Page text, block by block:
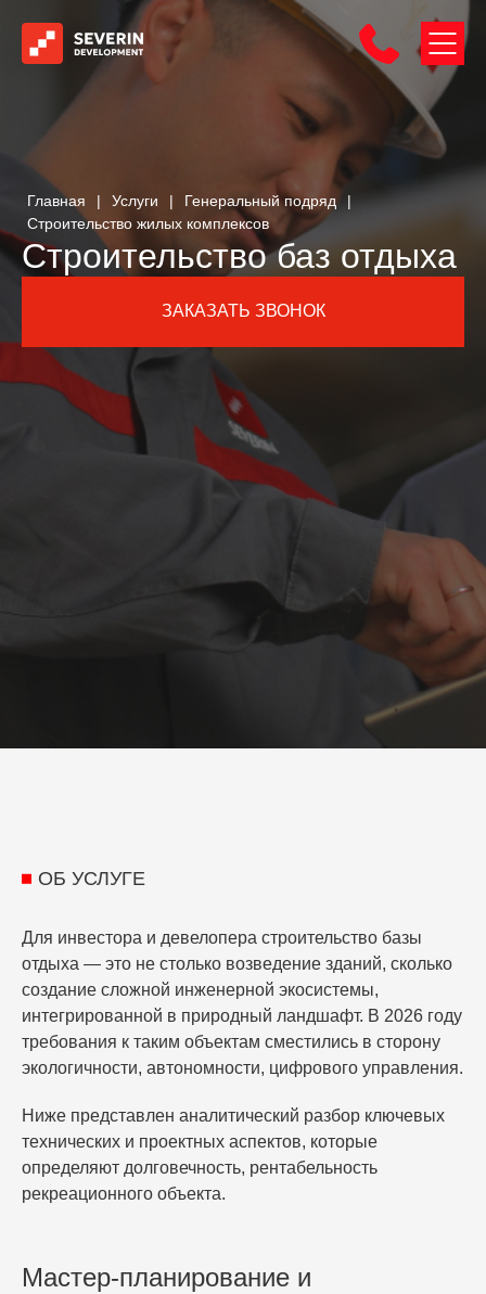
Главная | Услуги | Генеральный подряд
|
Строительство жилых комплексов
Строительство баз отдыха
ЗАКАЗАТЬ ЗВОНОК
ОБ УСЛУГЕ
Для инвестора и девелопера строительство базы
отдыха — это не столько возведение зданий, сколько
создание сложной инженерной экосистемы,
интегрированной в природный ландшафт. В 2026 году
требования к таким объектам сместились в сторону
экологичности, автономности, цифрового управления.
Ниже представлен аналитический разбор ключевых
технических и проектных аспектов, которые
определяют долговечность, рентабельность
рекреационного объекта.
Мастер-планирование и